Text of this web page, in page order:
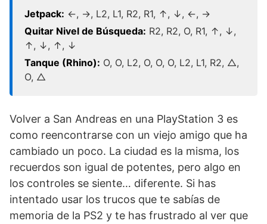
Jetpack: ←, →, L2, L1, R2, R1, ↑, ↓, ←, →
Quitar Nivel de Búsqueda: R2, R2, O, R1, ↑, ↓,
↑, ↓, ↑, ↓
Tanque (Rhino): O, O, L2, O, O, O, L2, L1, R2, △,
O, △
Volver a San Andreas en una PlayStation 3 es
como reencontrarse con un viejo amigo que ha
cambiado un poco. La ciudad es la misma, los
recuerdos son igual de potentes, pero algo en
los controles se siente… diferente. Si has
intentado usar los trucos que te sabías de
memoria de la PS2 y te has frustrado al ver que